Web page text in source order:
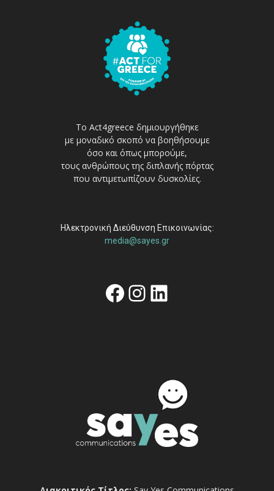
Το Act4greece δημιουργήθηκε
με μοναδικό σκοπό να βοηθήσουμε
όσο και όπως μπορούμε,
τους ανθρώπους της διπλανής πόρτας
που αντιμετωπίζουν δυσκολίες.
Ηλεκτρονική Διεύθυνση Επικοινωνίας:
media@sayes.gr
Facebook
Instagram
Linkedin